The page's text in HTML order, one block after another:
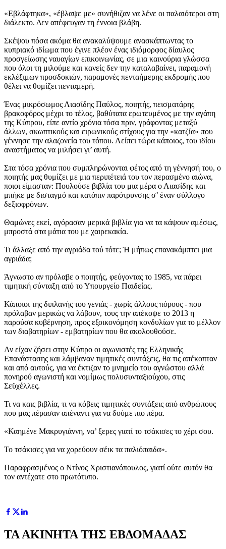
«Εβλάφτηκα», «έβλαψε με» συνήθιζαν να λένε οι παλαιότεροι στη
διάλεκτο. Δεν απέφευγαν τη έννοια βλάβη.
Σκέψου πόσα ακόμα θα ανακαλύψουμε ανασκάπτωντας το
κυπριακό ιδίωμα που έγινε πλέον ένας ιδιόμορφος δίαυλος
προσγείωσης ναυαγίων επικοινωνίας, σε μια καινούρια γλώσσα
που όλοι τη μιλούμε και κανείς δεν την καταλαβαίνει, παραμονή
εκλέξιμων προσδοκιών, παραμονές πενταήμερης εκδρομής που
θέλει να θυμίζει πενταμερή.
Ένας μικρόσωμος Λιασίδης Παύλος, ποιητής, πεισματάρης
βρακοφόρος μέχρι το τέλος, βαθύτατα ερωτευμένος με την αγάπη
της Κύπρου, είπε αντίο χρόνια τόσα πριν, γράφοντας μεταξύ
άλλων, σκωπτικούς και ειρωνικούς στίχους για την «κατζία» που
γέννησε την αλαζονεία του τόπου. Λείπει τώρα κάποιος, του ιδίου
αναστήματος να μιλήσει γι’ αυτή.
Στα τόσα χρόνια που συμπληρώνονται φέτος από τη γέννησή του, ο
ποιητής μας θυμίζει με μια περιπέτειά του τον περασμένο αιώνα,
ποιοι είμασταν: Πουλούσε βιβλία του μια μέρα ο Λιασίδης και
μπήκε με δισταγμό και κατόπιν παρότρυνσης σ’ έναν σύλλογο
δεξιοφρόνων.
Θαμώνες εκεί, αγόρασαν μερικά βιβλία για να τα κάψουν αμέσως,
μπροστά στα μάτια του με χαιρεκακία.
Τι άλλαξε από την αγριάδα τού τότε; Ή μήπως επανακάμπτει μια
αγριάδα;
Άγνωστο αν πρόλαβε ο ποιητής, φεύγοντας το 1985, να πάρει
τιμητική σύνταξη από το Υπουργείο Παιδείας.
Κάποιοι της διπλανής του γενιάς - χωρίς άλλους πόρους - που
πρόλαβαν μερικώς να λάβουν, τους την απέκοψε το 2013 η
παρούσα κυβέρνηση, προς εξοικονόμηση κονδυλίων για το μέλλον
των διαβατηρίων - εμβατηρίων που θα ακολουθούσε.
Αν είχαν ζήσει στην Κύπρο οι αγωνιστές της Ελληνικής
Επανάστασης και λάμβαναν τιμητικές συντάξεις, θα τις απέκοπταν
και από αυτούς, για να έκτιζαν το μνημείο του αγνώστου αλλά
πονηρού αγωνιστή και νομίμως πολυσυνταξιούχου, στις
Σεϋχέλλες.
Τι να καις βιβλία, τι να κόβεις τιμητικές συντάξεις από ανθρώπους
που μας πέρασαν απέναντι για να δούμε πιο πέρα.
«Καημένε Μακρυγιάννη, να’ ξερες γιατί το τσάκισες το χέρι σου.
Το τσάκισες για να χορεύουν σέικ τα παλιόπαιδα».
Παραφρασμένος ο Ντίνος Χριστιανόπουλος, γιατί ούτε αυτόν θα
τον αντέχατε στο πρωτότυπο.
ΤΑ ΑΚΙΝΗΤΑ ΤΗΣ ΕΒΔΟΜΑΔΑΣ